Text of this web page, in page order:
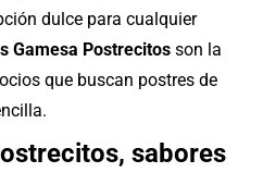
dulce para cualquier
Gamesa Postrecitos son la
que buscan postres de
, sabores